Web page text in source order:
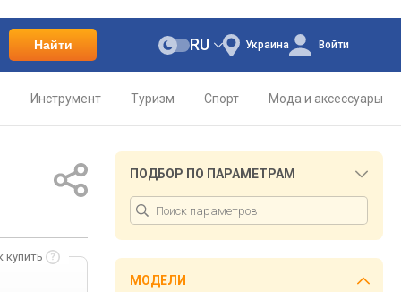
Найти Украина
RU Войти
Инструмент Туризм Спорт Мода и аксессуары
купить
ПОДБОР ПО ПАРАМЕТРАМ
МОДЕЛИ